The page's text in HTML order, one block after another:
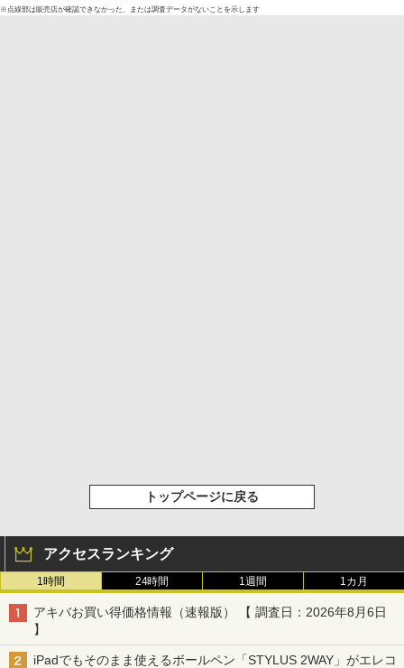
※点線部は販売店が確認できなかった、または調査データがないことを示します
トップページに戻る
アクセスランキング
1時間 24時間 1週間 1カ月
アキバお買い得価格情報（速報版） 【 調査日：2026年8月6日
】
iPadでもそのまま使えるボールペン「STYLUS 2WAY」がエレコ